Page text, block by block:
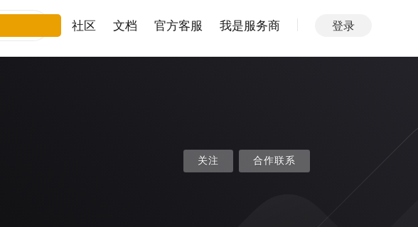
社区 文档 官方客服 我是服务商 登录
关注 合作联系